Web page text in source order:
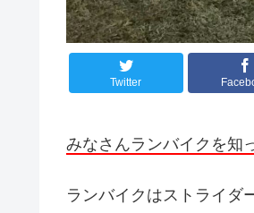
Twitter
みなさんランバイクを知
ランバイクはストライダ